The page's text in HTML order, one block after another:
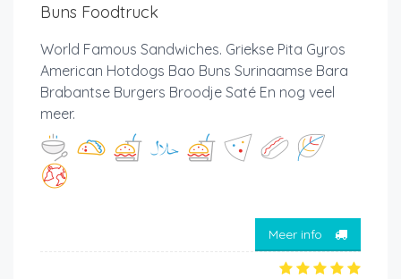
Buns Foodtruck
World Famous Sandwiches. Griekse Pita Gyros
American Hotdogs Bao Buns Surinaamse Bara
Brabantse Burgers Broodje Saté En nog veel
meer.
Meer info